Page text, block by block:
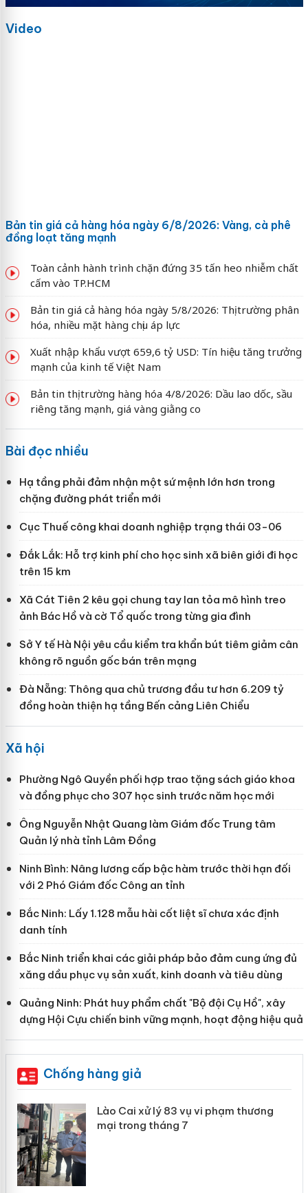
Video
Bản tin giá cả hàng hóa ngày 6/8/2026: Vàng, cà phê
đồng loạt tăng mạnh
Toàn cảnh hành trình chặn đứng 35 tấn heo nhiễm chất
cấm vào TP.HCM
Bản tin giá cả hàng hóa ngày 5/8/2026: Thị trường phân
hóa, nhiều mặt hàng chịu áp lực
Xuất nhập khẩu vượt 659,6 tỷ USD: Tín hiệu tăng trưởng
mạnh của kinh tế Việt Nam
Bản tin thị trường hàng hóa 4/8/2026: Dầu lao dốc, sầu
riêng tăng mạnh, giá vàng giằng co
Bài đọc nhiều
Hạ tầng phải đảm nhận một sứ mệnh lớn hơn trong
chặng đường phát triển mới
Cục Thuế công khai doanh nghiệp trạng thái 03-06
Đắk Lắk: Hỗ trợ kinh phí cho học sinh xã biên giới đi học
trên 15 km
Xã Cát Tiên 2 kêu gọi chung tay lan tỏa mô hình treo
ảnh Bác Hồ và cờ Tổ quốc trong từng gia đình
Sở Y tế Hà Nội yêu cầu kiểm tra khẩn bút tiêm giảm cân
không rõ nguồn gốc bán trên mạng
Đà Nẵng: Thông qua chủ trương đầu tư hơn 6.209 tỷ
đồng hoàn thiện hạ tầng Bến cảng Liên Chiểu
Xã hội
Phường Ngô Quyền phối hợp trao tặng sách giáo khoa
và đồng phục cho 307 học sinh trước năm học mới
Ông Nguyễn Nhật Quang làm Giám đốc Trung tâm
Quản lý nhà tỉnh Lâm Đồng
Ninh Bình: Nâng lương cấp bậc hàm trước thời hạn đối
với 2 Phó Giám đốc Công an tỉnh
Bắc Ninh: Lấy 1.128 mẫu hài cốt liệt sĩ chưa xác định
danh tính
Bắc Ninh triển khai các giải pháp bảo đảm cung ứng đủ
xăng dầu phục vụ sản xuất, kinh doanh và tiêu dùng
Quảng Ninh: Phát huy phẩm chất "Bộ đội Cụ Hồ", xây
dựng Hội Cựu chiến binh vững mạnh, hoạt động hiệu quả
Chống hàng giả
Công an Thanh Hóa tìm bị hại trong vụ án
sản xuất, buôn bán yến sào giả
Thanh Hóa: Tìm bị hại trong vụ án buôn